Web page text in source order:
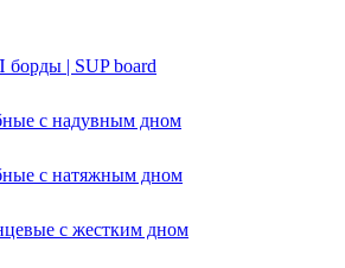
| SUP board
с надувным дном
с натяжным дном
с жестким дном